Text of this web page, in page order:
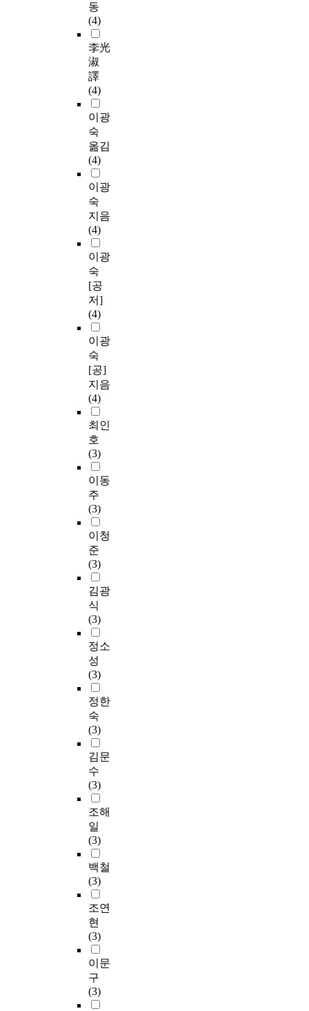
동
(4)
李光
淑
譯
(4)
이광
숙
옮김
(4)
이광
숙
지음
(4)
이광
숙
[공
저]
(4)
이광
숙
[공]
지음
(4)
최인
호
(3)
이동
주
(3)
이청
준
(3)
김광
식
(3)
정소
성
(3)
정한
숙
(3)
김문
수
(3)
조해
일
(3)
백철
(3)
조연
현
(3)
이문
구
(3)